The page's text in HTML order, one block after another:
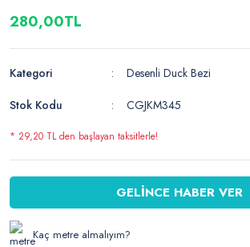
280,00TL
Kategori
Desenli Duck Bezi
Stok Kodu
CGJKM345
* 29,20 TL den başlayan taksitlerle!
GELİNCE HABER VER
Kaç metre almalıyım?